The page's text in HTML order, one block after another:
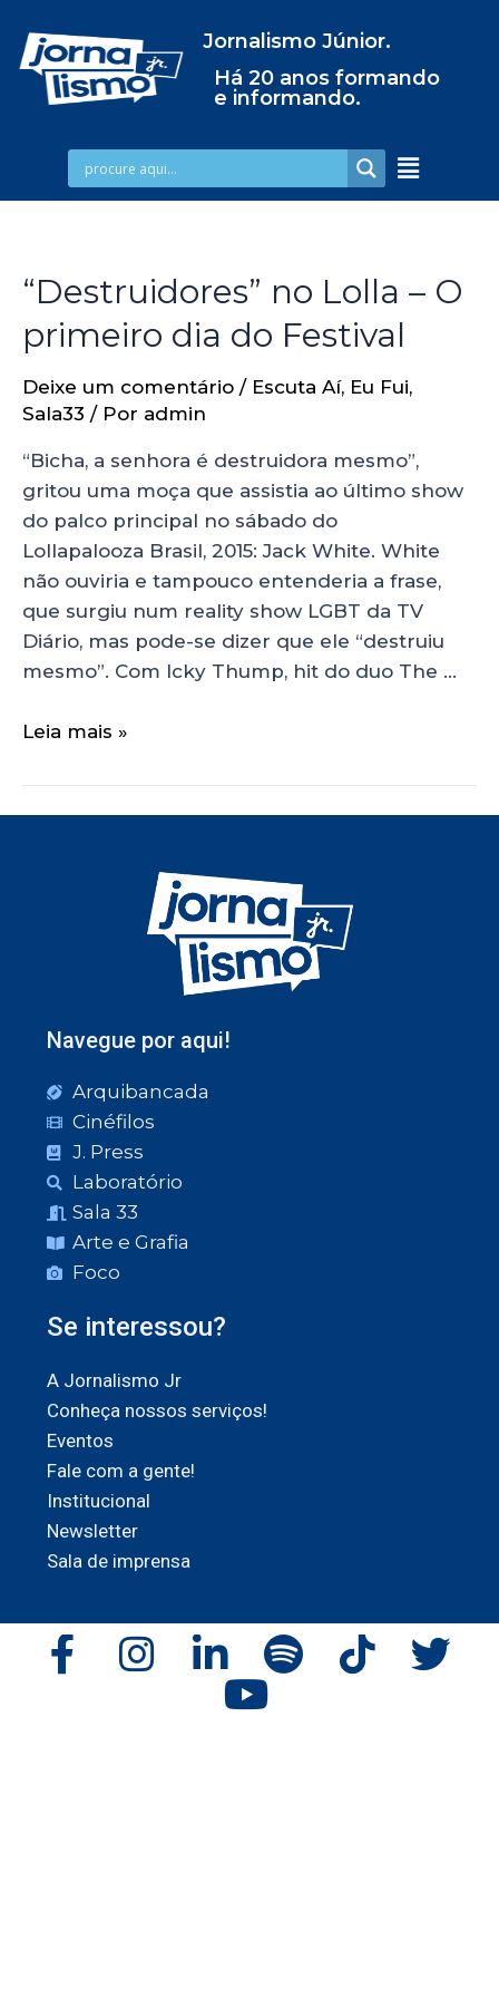
Jornalismo Júnior.
Há 20 anos formando
e informando.
“Destruidores” no Lolla – O
primeiro dia do Festival
Deixe um comentário / Escuta Aí, Eu Fui,
Sala33 / Por admin
“Bicha, a senhora é destruidora mesmo”,
gritou uma moça que assistia ao último show
do palco principal no sábado do
Lollapalooza Brasil, 2015: Jack White. White
não ouviria e tampouco entenderia a frase,
que surgiu num reality show LGBT da TV
Diário, mas pode-se dizer que ele “destruiu
mesmo”. Com Icky Thump, hit do duo The …
Leia mais »
Navegue por aqui!
Arquibancada
Cinéfilos
J. Press
Laboratório
Sala 33
Arte e Grafia
Foco
Se interessou?
A Jornalismo Jr
Conheça nossos serviços!
Eventos
Fale com a gente!
Institucional
Newsletter
Sala de imprensa